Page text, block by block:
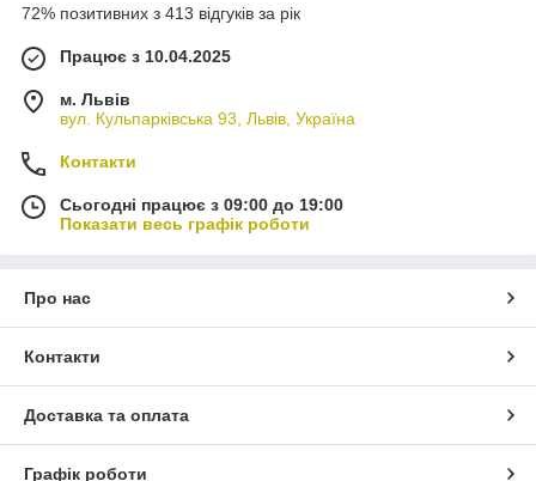
72% позитивних з 413 відгуків за рік
Працює з 10.04.2025
м. Львів
вул. Кульпарківська 93, Львів, Україна
Контакти
Сьогодні працює з 09:00 до 19:00
Показати весь графік роботи
Про нас
Контакти
Доставка та оплата
Графік роботи